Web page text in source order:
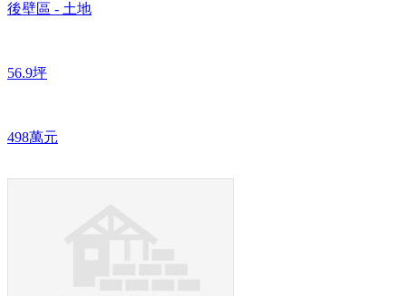
後壁區 - 土地
56.9坪
498萬元